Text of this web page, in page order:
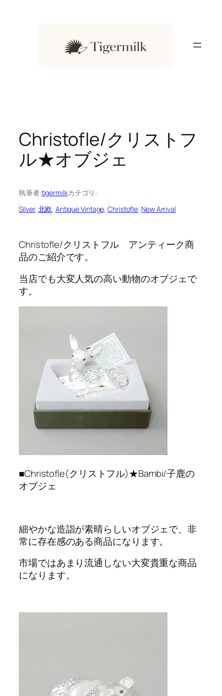
Christofle/クリストフ
ル★オブジェ
執筆者:tigermilkカテゴリ:
Silver, 北欧, Antique Vintage, Christofle, New Arrival
Christofle/クリストフル アンティーク商
品のご紹介です。
当店でも大変人気の高い動物のオブジェで
す。
■Christofle(クリストフル)★Bambi/子鹿の
オブジェ
細やかな造詣が素晴らしいオブジェで、非
常に存在感のある商品になります。
市場ではあまり流通しない大変貴重な商品
になります。